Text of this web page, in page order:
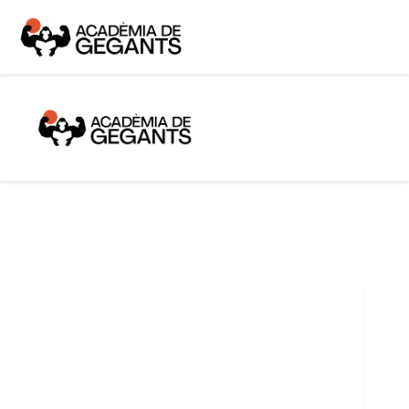
Alpargata Basquet
Tecnicamp
Alpargata Futbol
Gegants Camp